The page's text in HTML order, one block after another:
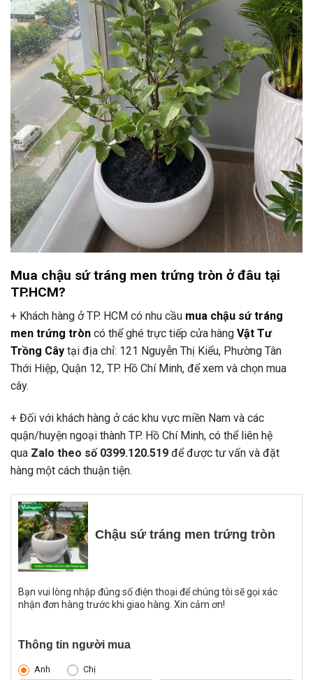
Mua chậu sứ tráng men trứng tròn ở đâu tại
TP.HCM?
+ Khách hàng ở TP. HCM có nhu cầu mua chậu sứ tráng
men trứng tròn có thể ghé trực tiếp cửa hàng Vật Tư
Trồng Cây tại địa chỉ: 121 Nguyễn Thị Kiểu, Phường Tân
Thới Hiệp, Quận 12, TP. Hồ Chí Minh, để xem và chọn mua
cây.
+ Đối với khách hàng ở các khu vực miền Nam và các
quận/huyện ngoại thành TP. Hồ Chí Minh, có thể liên hệ
qua Zalo theo số 0399.120.519 để được tư vấn và đặt
hàng một cách thuận tiện.
Chậu sứ tráng men trứng tròn
Bạn vui lòng nhập đúng số điện thoại để chúng tôi sẽ gọi xác
nhận đơn hàng trước khi giao hàng. Xin cảm ơn!
Thông tin người mua
Anh Chị